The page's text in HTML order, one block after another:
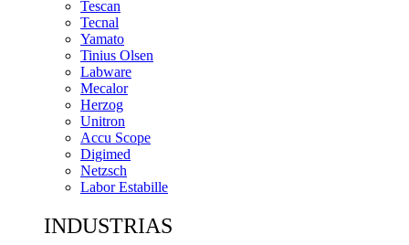
Tescan
Tecnal
Yamato
Tinius Olsen
Labware
Mecalor
Herzog
Unitron
Accu Scope
Digimed
Netzsch
Labor Estabille
INDUSTRIAS